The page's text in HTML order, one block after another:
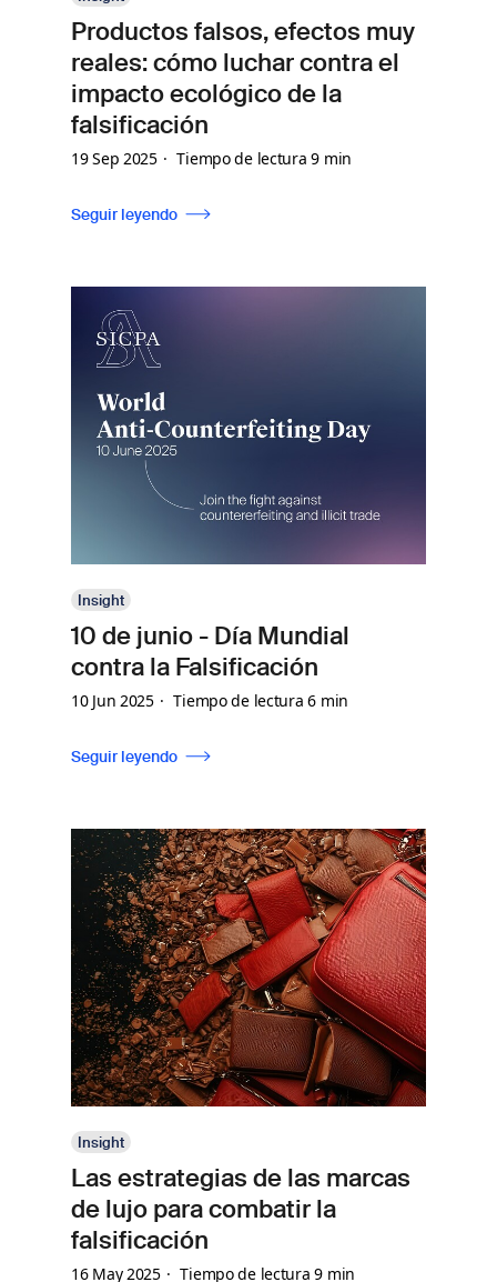
Productos falsos, efectos muy
reales: cómo luchar contra el
impacto ecológico de la
falsificación
19 Sep 2025 Tiempo de lectura 9 min
Seguir leyendo
Insight
10 de junio - Día Mundial
contra la Falsificación
10 Jun 2025 Tiempo de lectura 6 min
Seguir leyendo
Insight
Las estrategias de las marcas
de lujo para combatir la
falsificación
16 May 2025 Tiempo de lectura 9 min